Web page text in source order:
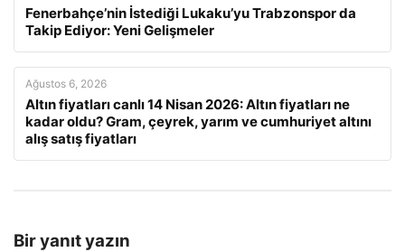
Fenerbahçe’nin İstediği Lukaku’yu Trabzonspor da
Takip Ediyor: Yeni Gelişmeler
Ağustos 6, 2026
Altın fiyatları canlı 14 Nisan 2026: Altın fiyatları ne
kadar oldu? Gram, çeyrek, yarım ve cumhuriyet altını
alış satış fiyatları
Bir yanıt yazın